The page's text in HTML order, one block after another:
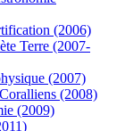
(2006)
Terre (2007-
(2007)
(2008)
(2009)